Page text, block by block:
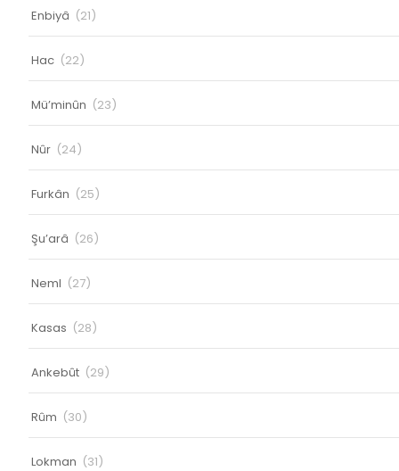
Enbiyâ (21)
Hac (22)
Mü’minûn (23)
Nûr (24)
Furkân (25)
Şu’arâ (26)
Neml (27)
Kasas (28)
Ankebût (29)
Rûm (30)
Lokman (31)